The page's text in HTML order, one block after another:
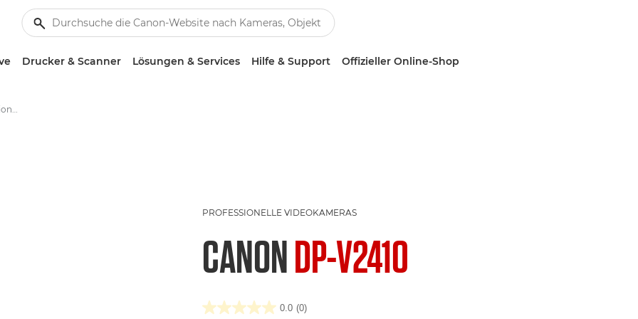
Drucker & Scanner Lösungen & Services Hilfe & Support Offizieller Online-Shop
Canon DP-V2410 - Professionelle Displays
PROFESSIONELLE VIDEOKAMERAS
CANONDP-V2410
0.0 (0)